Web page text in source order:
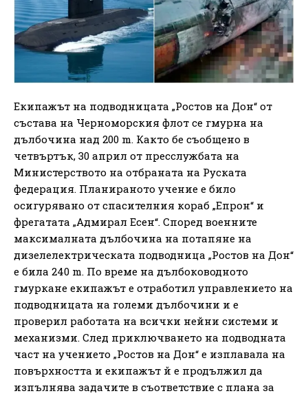
Екипажът на подводницата „Ростов на Дон“ от
състава на Черноморския флот се гмурна на
дълбочина над 200 m. Както бе съобщено в
четвъртък, 30 април от пресслужбата на
Министерството на отбраната на Руската
федерация. Планираното учение е било
осигурявано от спасителния кораб „Епрон“ и
фрегатата „Адмирал Есен“. Според военните
максималната дълбочина на потапяне на
дизелелектрическата подводница „Ростов на Дон“
е била 240 m. По време на дълбоководното
гмуркане екипажът е отработил управлението на
подводницата на големи дълбочини и е
проверил работата на всички нейни системи и
механизми. След приключването на подводната
част на учението „Ростов на Дон“ е изплавала на
повърхността и екипажът й е продължил да
изпълнява задачите в съответствие с плана за